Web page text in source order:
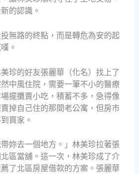
的認識。
投無路的終點，而是轉危為安的起
。
珍的好友張麗華（化名）找上了
中風住院，需要一筆不小的醫療
擺攤賣小吃，積蓄不多，急得像
掉自己住的那間老公寓，但房市
買家。
帶妳去一個地方。」林美珍拉著張
區當舖。這一次，林美珍成了介
了北區房屋借款的方案。張麗華